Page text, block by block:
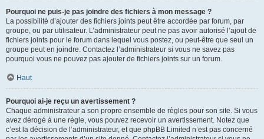
Pourquoi ne puis-je pas joindre des fichiers à mon message ?
La possibilité d’ajouter des fichiers joints peut être accordée par forum, par
groupe, ou par utilisateur. L’administrateur peut ne pas avoir autorisé l’ajout de
fichiers joints pour le forum dans lequel vous postez, ou peut-être que seul un
groupe peut en joindre. Contactez l’administrateur si vous ne savez pas
pourquoi vous ne pouvez pas ajouter de fichiers joints sur un forum.
Haut
Pourquoi ai-je reçu un avertissement ?
Chaque administrateur a son propre ensemble de règles pour son site. Si vous
avez dérogé à une règle, vous pouvez recevoir un avertissement. Notez que
c’est la décision de l’administrateur, et que phpBB Limited n’est pas concerné